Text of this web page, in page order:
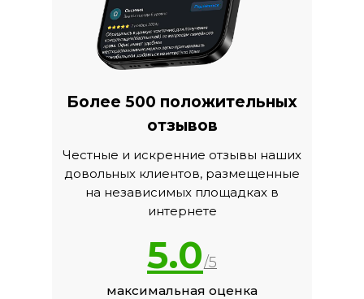
5.0/5
максимальная оценка
Честные и искренние отзывы наших
довольных клиентов, размещенные
на независимых площадках в
интернете
Более 500 положительных
отзывов